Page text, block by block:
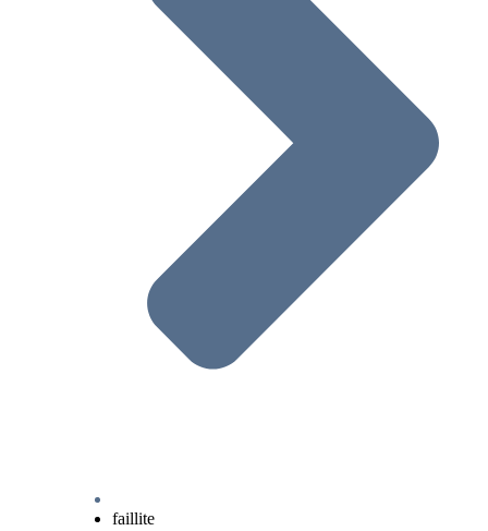
faillite